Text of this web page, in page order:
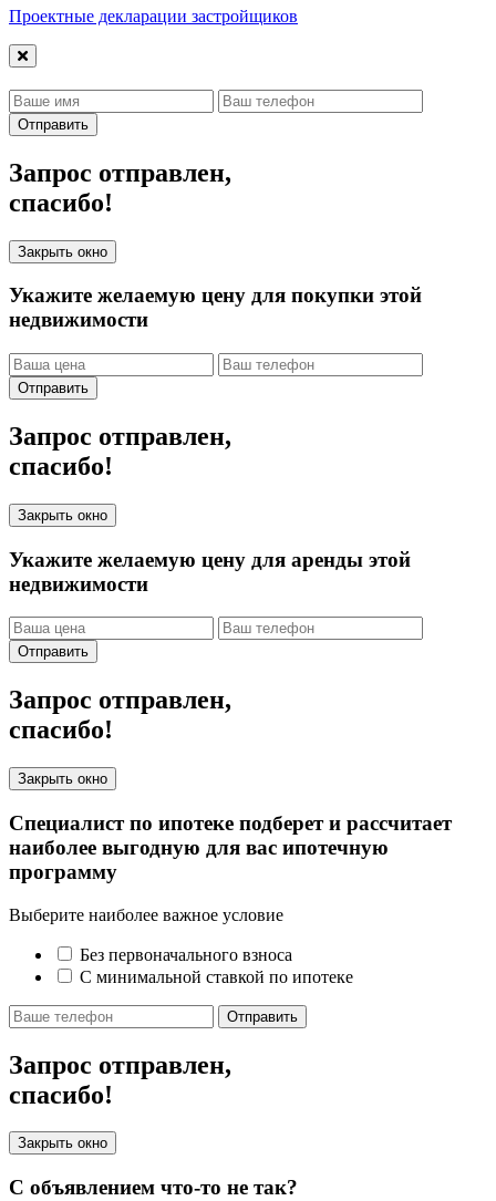
Проектные декларации застройщиков
Отправить
Запрос отправлен,
спасибо!
Закрыть окно
Укажите желаемую цену для покупки этой
недвижимости
Отправить
Запрос отправлен,
спасибо!
Закрыть окно
Укажите желаемую цену для аренды этой
недвижимости
Отправить
Запрос отправлен,
спасибо!
Закрыть окно
Специалист по ипотеке подберет и рассчитает
наиболее выгодную для вас ипотечную
программу
Выберите наиболее важное условие
Без первоначального взноса
С минимальной ставкой по ипотеке
Отправить
Запрос отправлен,
спасибо!
Закрыть окно
С объявлением что-то не так?